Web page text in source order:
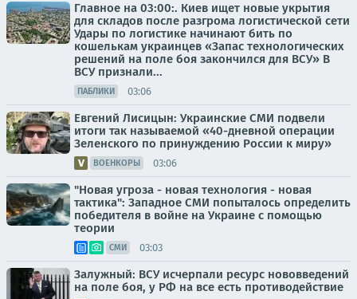
Главное на 03:00:. Киев ищет новые укрытия
для складов после разгрома логистической сети
Удары по логистике начинают бить по
кошелькам украинцев «Запас технологических
решений на поле боя закончился для ВСУ» В
ВСУ признали...
ПАБЛИКИ 03:06
Евгений Лисицын: Украинские СМИ подвели
итоги так называемой «40-дневной операции
Зеленского по принуждению России к миру»
ВОЕНКОРЫ 03:06
"Новая угроза - новая технология - новая
тактика": Западное СМИ попыталось определить
победителя в войне на Украине с помощью
теории
СМИ 03:03
Залужный: ВСУ исчерпали ресурс нововведений
на поле боя, у РФ на все есть противодействие